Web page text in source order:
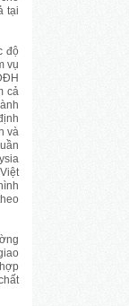
tại
độ
vụ
cả
và